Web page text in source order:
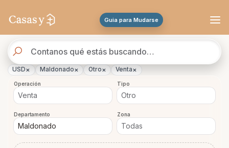
Guia para Mudarse
de
propiedades
USD× Maldonado× Otro× Venta×
Operación Tipo
Departamento Zona